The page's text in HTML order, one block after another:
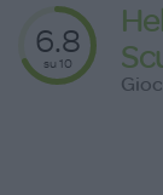
6.8
su 10